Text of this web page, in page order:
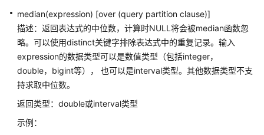
数
类
型
常
量
median(expression) [over (query partition clause)]
描述：返回表达式的中位数，计算时NULL将会被median函数忽
略。可以使用distinct关键字排除表达式中的重复记录。输入
expression的数据类型可以是数值类型（包括integer，
double，bigint等）， 也可以是interval类型。其他数据类型不支
持求取中位数。
返回类型：double或interval类型
示例：